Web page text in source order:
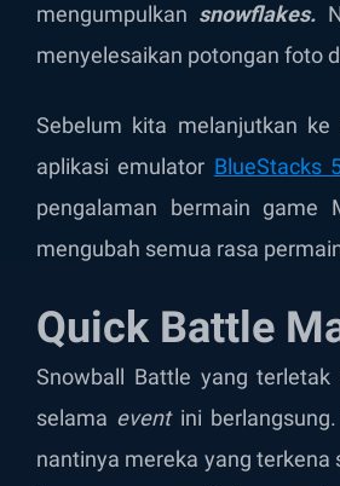
mengumpulkan snowflakes.
menyelesaikan potongan foto
Sebelum kita melanjutkan
aplikasi emulator BlueStacks
pengalaman bermain game
mengubah semua rasa
Quick Battle
Snowball Battle yang
selama eventini berlangsung.
nantinya mereka yang